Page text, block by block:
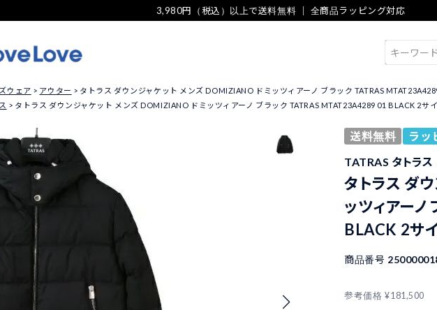
3,980円（税込）以上で送料無料 ｜ 全商品ラッピング対応
ウェア アウター
タトラス ダウンジャケット メンズ DOMIZIANO ドミッツィアーノ ブラック TATRAS
タトラス ダウンジャケット メンズ DOMIZIANO ドミッツィアーノ ブラック TATRAS MTAT23A4289 01 BLACK 2サ
送料無料
ラッ
TATRAS タトラス
タトラス ダ
ッツィアー
BLACK 2サ
商品番号
参考価格 ¥181,500